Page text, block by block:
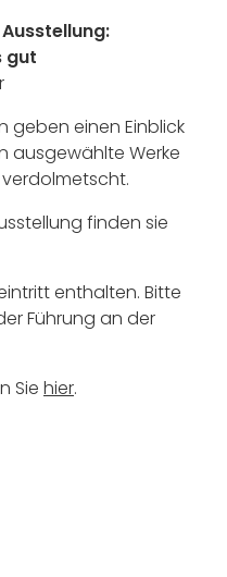
gut
geben einen Einblick
ausgewählte Werke
verdolmetscht.
finden sie
enthalten. Bitte
Führung an der
Sie hier.